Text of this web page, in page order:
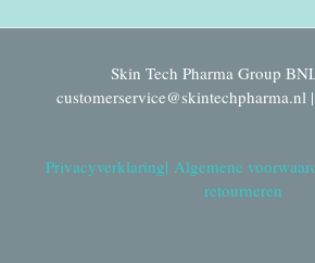
Skin Tech Pharma Group
customerservice@skintechpharma.nl
Privacyverklaring| Algemene
retourneren